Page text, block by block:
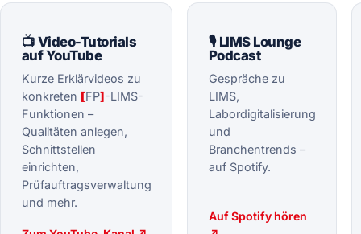
📺 Video-Tutorials
auf YouTube
Kurze Erklärvideos zu
konkreten [FP]-LIMS-
Funktionen –
Qualitäten anlegen,
Schnittstellen
einrichten,
Prüfauftragsverwaltung
und mehr.
🎙️ LIMS Lounge
Podcast
Gespräche zu
LIMS,
Labordigitalisierung
und
Branchentrends –
auf Spotify.
Auf Spotify hören